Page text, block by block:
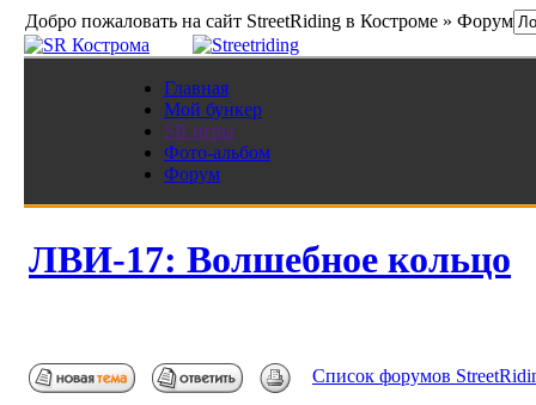
Добро пожаловать на сайт StreetRiding в Костроме » Форум
Главная
Мой бункер
SR игры
Фото-альбом
Форум
ЛВИ-17: Волшебное кольцо
Список форумов